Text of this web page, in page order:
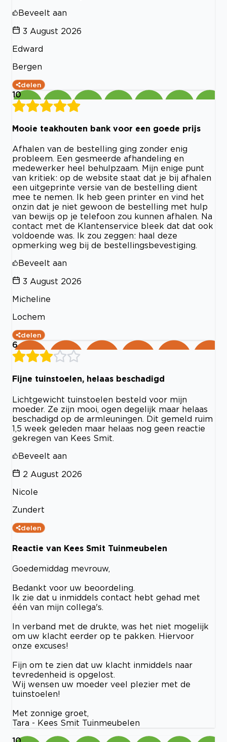
Beveelt aan
3 August 2026
Edward
Bergen
delen
10
Mooie teakhouten bank voor een goede prijs
Afhalen van de bestelling ging zonder enig
probleem. Een gesmeerde afhandeling en
medewerker heel behulpzaam. Mijn enige punt
van kritiek: op de website staat dat je bij afhalen
een uitgeprinte versie van de bestelling dient
mee te nemen. Ik heb geen printer en vind het
onzin dat je niet gewoon de bestelling met hulp
van bewijs op je telefoon zou kunnen afhalen. Na
contact met de Klantenservice bleek dat dat ook
voldoende was. Ik zou zeggen: haal deze
opmerking weg bij de bestellingsbevestiging.
Beveelt aan
3 August 2026
Micheline
Lochem
delen
6
Fijne tuinstoelen, helaas beschadigd
Lichtgewicht tuinstoelen besteld voor mijn
moeder. Ze zijn mooi, ogen degelijk maar helaas
beschadigd op de armleuningen. Dit gemeld ruim
1,5 week geleden maar helaas nog geen reactie
gekregen van Kees Smit.
Beveelt aan
2 August 2026
Nicole
Zundert
delen
Reactie van Kees Smit Tuinmeubelen
Goedemiddag mevrouw,
Bedankt voor uw beoordeling.
Ik zie dat u inmiddels contact hebt gehad met
één van mijn collega's.
In verband met de drukte, was het niet mogelijk
om uw klacht eerder op te pakken. Hiervoor
onze excuses!
Fijn om te zien dat uw klacht inmiddels naar
tevredenheid is opgelost.
Wij wensen uw moeder veel plezier met de
tuinstoelen!
Met zonnige groet,
Tara - Kees Smit Tuinmeubelen